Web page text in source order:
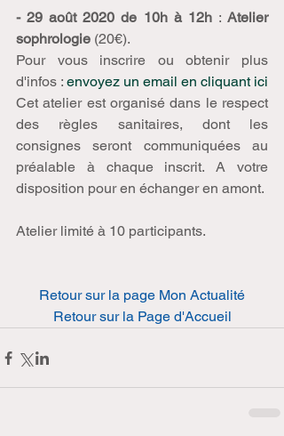
- 29 août 2020 de 10h à 12h : Atelier
sophrologie (20€).
Pour vous inscrire ou obtenir plus
d'infos : envoyez un email en cliquant ici
Cet atelier est organisé dans le respect
des règles sanitaires, dont les
consignes seront communiquées au
préalable à chaque inscrit. A votre
disposition pour en échanger en amont.
Atelier limité à 10 participants.
Retour sur la page Mon Actualité
Retour sur la Page d'Accueil